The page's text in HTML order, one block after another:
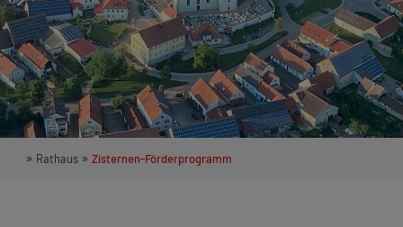
» Rathaus » Zisternen-Förderprogramm